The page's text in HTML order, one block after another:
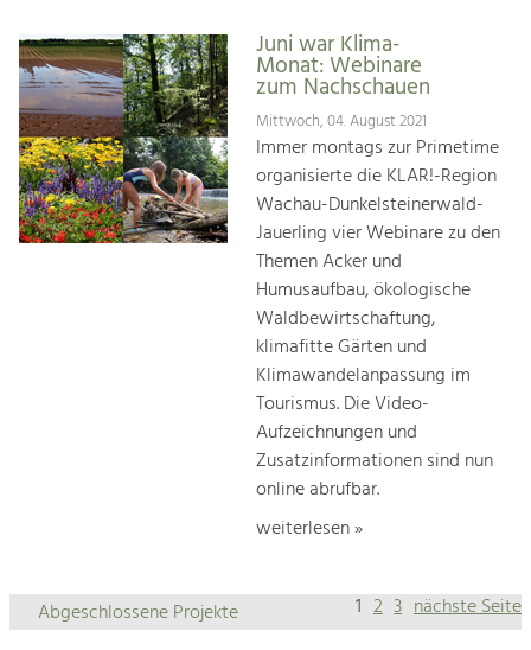
Juni war Klima-
Monat: Webinare
zum Nachschauen
Mittwoch, 04. August 2021
Immer montags zur Primetime
organisierte die KLAR!-Region
Wachau-Dunkelsteinerwald-
Jauerling vier Webinare zu den
Themen Acker und
Humusaufbau, ökologische
Waldbewirtschaftung,
klimafitte Gärten und
Klimawandelanpassung im
Tourismus. Die Video-
Aufzeichnungen und
Zusatzinformationen sind nun
online abrufbar.
weiterlesen »
1 2 3 nächste Seite
Abgeschlossene Projekte